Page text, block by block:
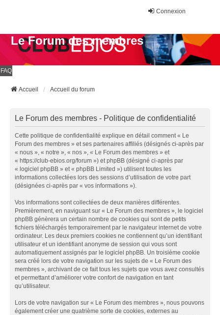
Connexion
Le Forum des membres
FAQ
Accueil Accueil du forum
Le Forum des membres - Politique de confidentialité
Cette politique de confidentialité explique en détail comment « Le
Forum des membres » et ses partenaires affiliés (désignés ci-après par
« nous », « notre », « nos », « Le Forum des membres » et
« https://club-ebios.org/forum ») et phpBB (désigné ci-après par
« logiciel phpBB » et « phpBB Limited ») utilisent toutes les
informations collectées lors des sessions d’utilisation de votre part
(désignées ci-après par « vos informations »).
Vos informations sont collectées de deux manières différentes.
Premièrement, en naviguant sur « Le Forum des membres », le logiciel
phpBB génèrera un certain nombre de cookies qui sont de petits
fichiers téléchargés temporairement par le navigateur internet de votre
ordinateur. Les deux premiers cookies ne contiennent qu’un identifiant
utilisateur et un identifiant anonyme de session qui vous sont
automatiquement assignés par le logiciel phpBB. Un troisième cookie
sera créé lors de votre navigation sur les sujets de « Le Forum des
membres », archivant de ce fait tous les sujets que vous avez consultés
et permettant d’améliorer votre confort de navigation en tant
qu’utilisateur.
Lors de votre navigation sur « Le Forum des membres », nous pouvons
également créer une quatrième sorte de cookies, externes au